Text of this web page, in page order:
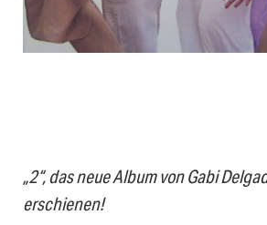
„2“, das neue Album von Gabi
erschienen!